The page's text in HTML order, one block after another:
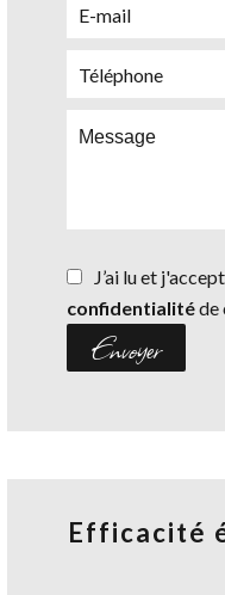
J’ai lu et
confidentialitéde
Envoyer
Efficacité